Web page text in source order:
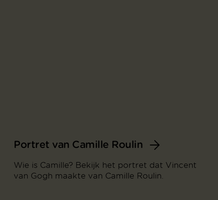
Portret van Camille Roulin
Wie is Camille? Bekijk het portret dat Vincent
van Gogh maakte van Camille Roulin.